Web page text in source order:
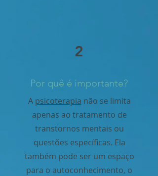
2
Por quê é importante?
A psicoterapia não se limita
apenas ao tratamento de
transtornos mentais ou
questões específicas. Ela
também pode ser um espaço
para o autoconhecimento, o